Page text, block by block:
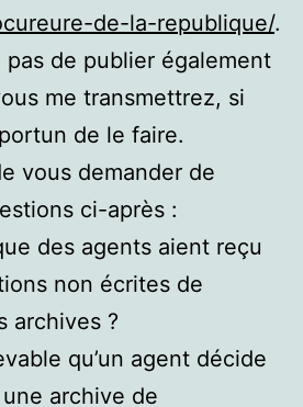
de-la-republique/.
pas de publier également
me transmettrez, si
de le faire.
vous demander de
ci-après :
des agents aient reçu
non écrites de
archives ?
qu’un agent décide
archive de